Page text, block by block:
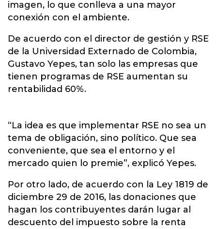
imagen, lo que conlleva a una mayor
conexión con el ambiente.
De acuerdo con el director de gestión y RSE
de la Universidad Externado de Colombia,
Gustavo Yepes, tan solo las empresas que
tienen programas de RSE aumentan su
rentabilidad 60%.
“La idea es que implementar RSE no sea un
tema de obligación, sino político. Que sea
conveniente, que sea el entorno y el
mercado quien lo premie”, explicó Yepes.
Por otro lado, de acuerdo con la Ley 1819 de
diciembre 29 de 2016, las donaciones que
hagan los contribuyentes darán lugar al
descuento del impuesto sobre la renta